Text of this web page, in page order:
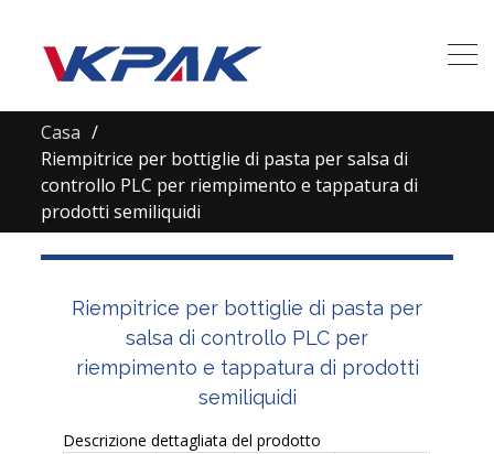
Casa
Riempitrice per bottiglie di pasta per salsa di
controllo PLC per riempimento e tappatura di
prodotti semiliquidi
Riempitrice per bottiglie di pasta per
salsa di controllo PLC per
riempimento e tappatura di prodotti
semiliquidi
Descrizione dettagliata del prodotto